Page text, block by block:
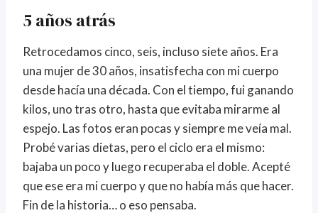
5 años atrás
Retrocedamos cinco, seis, incluso siete años. Era
una mujer de 30 años, insatisfecha con mi cuerpo
desde hacía una década. Con el tiempo, fui ganando
kilos, uno tras otro, hasta que evitaba mirarme al
espejo. Las fotos eran pocas y siempre me veía mal.
Probé varias dietas, pero el ciclo era el mismo:
bajaba un poco y luego recuperaba el doble. Acepté
que ese era mi cuerpo y que no había más que hacer.
Fin de la historia… o eso pensaba.